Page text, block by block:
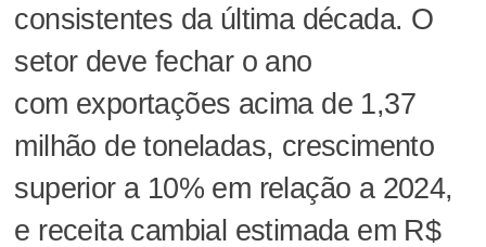
consistentes da última década. O
setor deve fechar o ano
com exportações acima de 1,37
milhão de toneladas, crescimento
superior a 10% em relação a 2024,
e receita cambial estimada em R$